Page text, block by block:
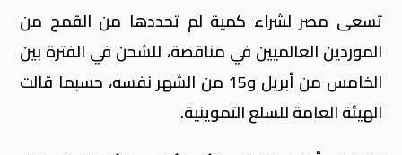
تسعى مصر لشراء كمية لم تحددها من القمح من
الموردين العالميين في مناقصة، للشحن في الفترة بين
الخامس من أبريل و15 من الشهر نفسه، حسبما قالت
الهيئة العامة للسلع التموينية.